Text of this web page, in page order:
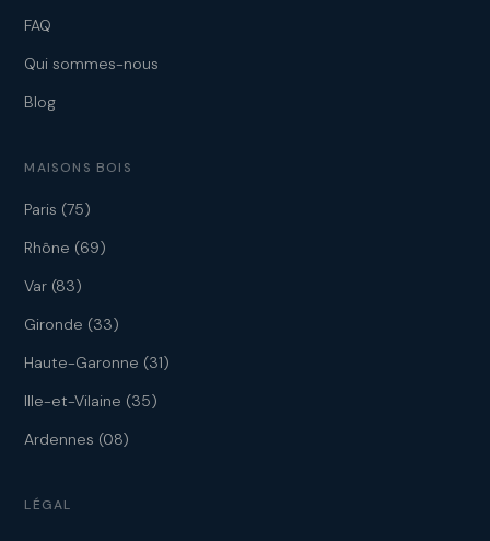
FAQ
Qui sommes-nous
Blog
MAISONS BOIS
Paris (75)
Rhône (69)
Var (83)
Gironde (33)
Haute-Garonne (31)
Ille-et-Vilaine (35)
Ardennes (08)
LÉGAL